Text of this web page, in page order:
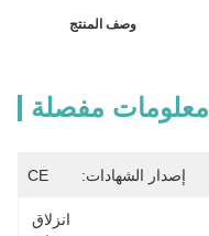
وصف المنتج
معلومات مفصلة
إصدار الشهادات: CE